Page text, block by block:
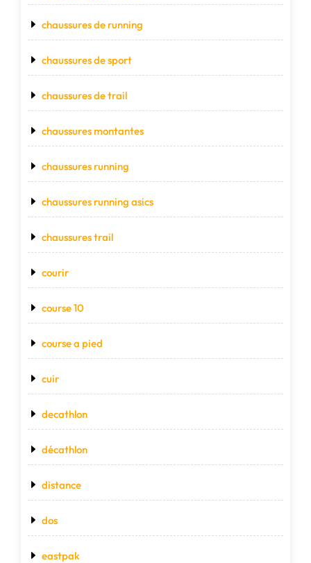
chaussures de running
chaussures de sport
chaussures de trail
chaussures montantes
chaussures running
chaussures running asics
chaussures trail
courir
course 10
course a pied
cuir
decathlon
décathlon
distance
dos
eastpak